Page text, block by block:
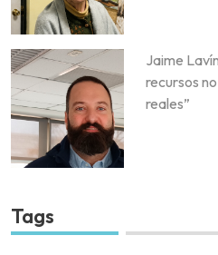
Jaime
recursos
reales”
Tags